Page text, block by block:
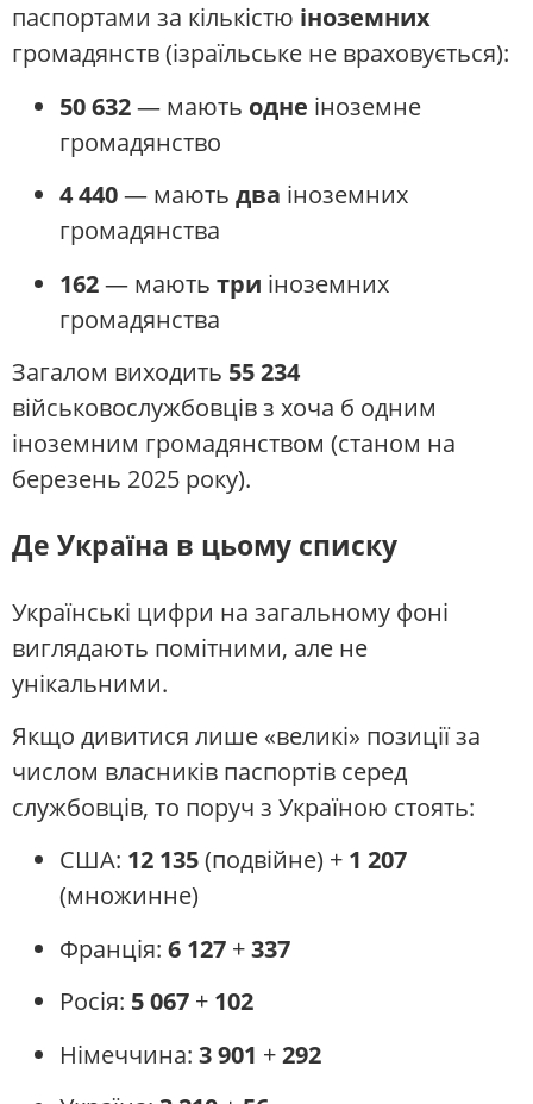
паспортами за кількістю іноземних
громадянств (ізраїльське не враховується):
50 632— мають одне іноземне
громадянство
4 440— мають два іноземних
громадянства
162— мають три іноземних
громадянства
Загалом виходить 55 234
військовослужбовців з хоча б одним
іноземним громадянством (станом на
березень 2025 року).
Де Україна в цьому списку
Українські цифри на загальному фоні
виглядають помітними, але не
унікальними.
Якщо дивитися лише «великі» позиції за
числом власників паспортів серед
службовців, то поруч з Україною стоять:
США: 12 135(подвійне) + 1 207
(множинне)
Франція: 6 127 +337
Росія: 5 067 + 102
Німеччина: 3 901 +292